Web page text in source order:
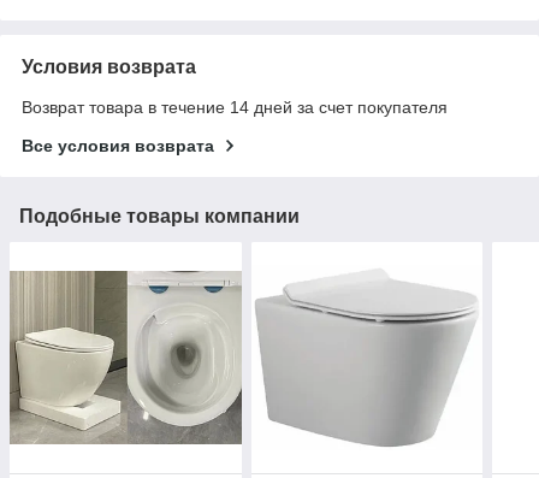
Условия возврата
Возврат товара в течение 14 дней за счет покупателя
Все условия возврата
Подобные товары компании